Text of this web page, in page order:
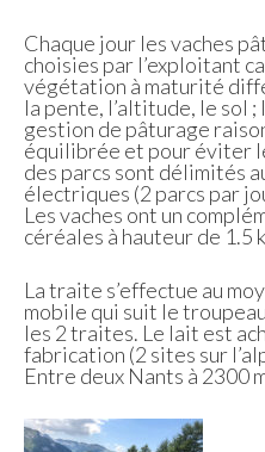
Chaque jour les vaches
choisies par l’exploitant
végétation à maturité
la pente, l’altitude, le sol
gestion de pâturage
équilibrée et pour éviter
des parcs sont délimités
électriques (2 parcs par
Les vaches ont un
céréales à hauteur de 1.5
La traite s’effectue au
mobile qui suit le
les 2 traites. Le lait est
fabrication (2 sites sur
Entre deux Nants à 2300